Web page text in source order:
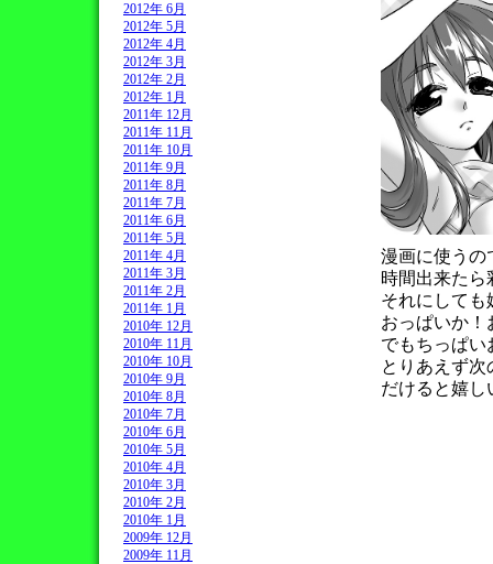
2012年 6月
2012年 5月
2012年 4月
2012年 3月
2012年 2月
2012年 1月
2011年 12月
2011年 11月
2011年 10月
2011年 9月
2011年 8月
2011年 7月
2011年 6月
2011年 5月
2011年 4月
2011年 3月
2011年 2月
2011年 1月
2010年 12月
2010年 11月
2010年 10月
2010年 9月
2010年 8月
2010年 7月
2010年 6月
2010年 5月
2010年 4月
2010年 3月
2010年 2月
2010年 1月
2009年 12月
2009年 11月
漫画に使うの
時間出来たら
それにしても
おっぱいか！
でもちっぱい
とりあえず
だけると嬉し